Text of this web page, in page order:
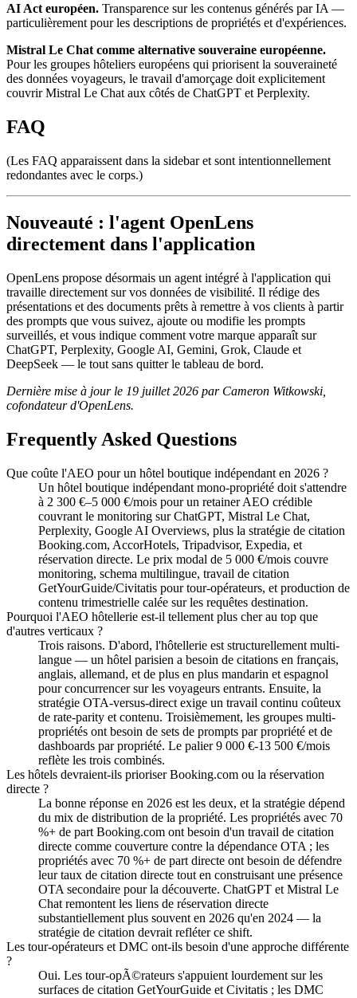
AI Act européen. Transparence sur les contenus générés par IA —
particulièrement pour les descriptions de propriétés et d'expériences.
Mistral Le Chat comme alternative souveraine européenne.
Pour les groupes hôteliers européens qui priorisent la souveraineté
des données voyageurs, le travail d'amorçage doit explicitement
couvrir Mistral Le Chat aux côtés de ChatGPT et Perplexity.
FAQ
(Les FAQ apparaissent dans la sidebar et sont intentionnellement
redondantes avec le corps.)
Nouveauté : l'agent OpenLens
directement dans l'application
OpenLens propose désormais un agent intégré à l'application qui
travaille directement sur vos données de visibilité. Il rédige des
présentations et des documents prêts à remettre à vos clients à partir
des prompts que vous suivez, ajoute ou modifie les prompts
surveillés, et vous indique comment votre marque apparaît sur
ChatGPT, Perplexity, Google AI, Gemini, Grok, Claude et
DeepSeek — le tout sans quitter le tableau de bord.
Dernière mise à jour le 19 juillet 2026 par Cameron Witkowski,
cofondateur d'OpenLens.
Frequently Asked Questions
Que coûte l'AEO pour un hôtel boutique indépendant en 2026 ?
Un hôtel boutique indépendant mono-propriété doit s'attendre
à 2 300 €–5 000 €/mois pour un retainer AEO crédible
couvrant le monitoring sur ChatGPT, Mistral Le Chat,
Perplexity, Google AI Overviews, plus la stratégie de citation
Booking.com, AccorHotels, Tripadvisor, Expedia, et
réservation directe. Le prix modal de 5 000 €/mois couvre
monitoring, schema multilingue, travail de citation
GetYourGuide/Civitatis pour tour-opérateurs, et production de
contenu trimestrielle calée sur les requêtes destination.
Pourquoi l'AEO hôtellerie est-il tellement plus cher au top que
d'autres verticaux ?
Trois raisons. D'abord, l'hôtellerie est structurellement multi-
langue — un hôtel parisien a besoin de citations en français,
anglais, allemand, et de plus en plus mandarin et espagnol
pour concurrencer sur les voyageurs entrants. Ensuite, la
stratégie OTA-versus-direct exige un travail continu coûteux
de rate-parity et contenu. Troisièmement, les groupes multi-
propriétés ont besoin de sets de prompts par propriété et de
dashboards par propriété. Le palier 9 000 €-13 500 €/mois
reflète les trois combinés.
Les hôtels devraient-ils prioriser Booking.com ou la réservation
directe ?
La bonne réponse en 2026 est les deux, et la stratégie dépend
du mix de distribution de la propriété. Les propriétés avec 70
%+ de part Booking.com ont besoin d'un travail de citation
directe comme couverture contre la dépendance OTA ; les
propriétés avec 70 %+ de part directe ont besoin de défendre
leur taux de citation directe tout en construisant une présence
OTA secondaire pour la découverte. ChatGPT et Mistral Le
Chat remontent les liens de réservation directe
substantiellement plus souvent en 2026 qu'en 2024 — la
stratégie de citation devrait refléter ce shift.
Les tour-opérateurs et DMC ont-ils besoin d'une approche différente
?
Oui. Les tour-opÃ©rateurs s'appuient lourdement sur les
surfaces de citation GetYourGuide et Civitatis ; les DMC